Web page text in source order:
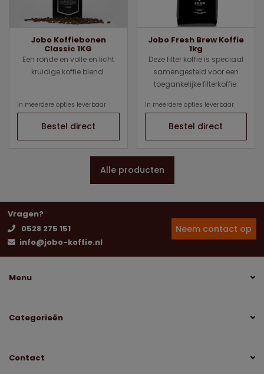
Jobo Koffiebonen
Classic 1KG
Een ronde en volle en licht
kruidige koffie blend.
In meerdere opties leverbaar
Bestel direct
Jobo Fresh Brew Koffie
1kg
Deze filter koffie is speciaal
samengesteld voor een
toegankelijke filterkoffie.
In meerdere opties leverbaar
Bestel direct
Alle producten
Vragen?
0528 275 151
info@jobo-koffie.nl
Neem contact op
Menu
Categorieën
Contact